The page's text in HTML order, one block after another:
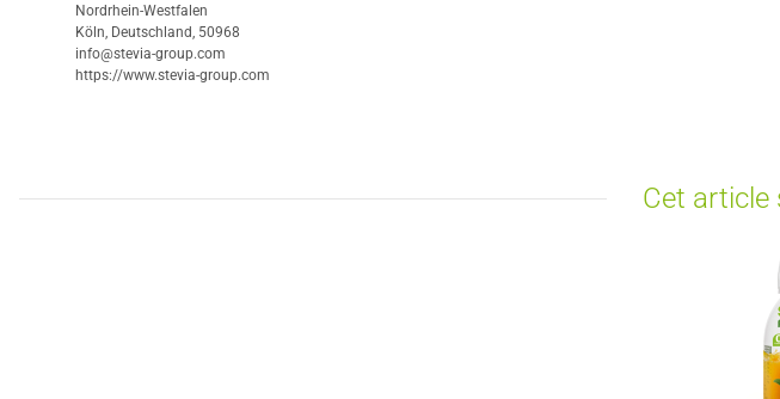
Nordrhein-Westfalen
Köln, Deutschland, 50968
info@stevia-group.com
https://www.stevia-group.com
Cet article